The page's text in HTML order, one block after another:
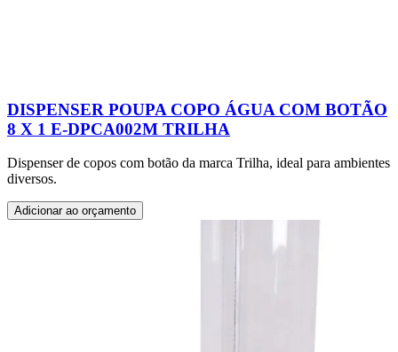
DISPENSER POUPA COPO ÁGUA COM BOTÃO
8 X 1 E-DPCA002M TRILHA
Dispenser de copos com botão da marca Trilha, ideal para ambientes
diversos.
Adicionar ao orçamento